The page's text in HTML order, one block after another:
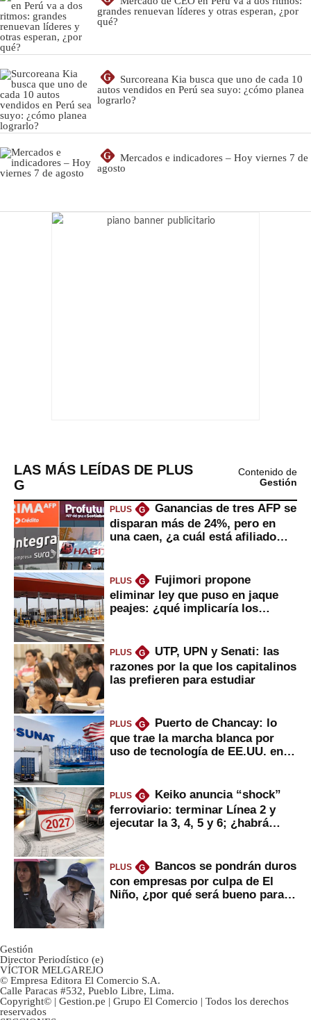
grandes renuevan líderes y otras esperan, ¿por
qué?
G
Surcoreana Kia busca que uno de cada 10
autos vendidos en Perú sea suyo: ¿cómo planea
lograrlo?
G
Mercados e indicadores – Hoy viernes 7 de
agosto
LAS MÁS LEÍDAS DE PLUS
G
Contenido de
Gestión
PLUS G
Ganancias de tres AFP se
disparan más de 24%, pero en
una caen, ¿a cuál está afiliado
PLUS G
Fujimori propone
eliminar ley que puso en jaque
peajes: ¿qué implicaría los
PLUS G
UTP, UPN y Senati: las
razones por la que los capitalinos
las prefieren para estudiar
PLUS G
Puerto de Chancay: lo
que trae la marcha blanca por
uso de tecnología de EE.UU. en
PLUS G
Keiko anuncia “shock”
ferroviario: terminar Línea 2 y
ejecutar la 3, 4, 5 y 6; ¿habrá
PLUS G
Bancos se pondrán duros
con empresas por culpa de El
Niño, ¿por qué será bueno para
Gestión
Director Periodístico (e)
VÍCTOR MELGAREJO
© Empresa Editora El Comercio S.A.
Calle Paracas #532, Pueblo Libre, Lima.
Copyright© | Gestion.pe | Grupo El Comercio | Todos los derechos
reservados